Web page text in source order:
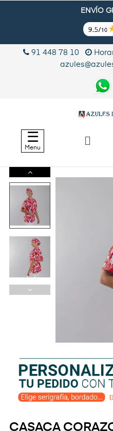
ENVÍO
91 448 78 10
Navegación
de
palanca
☰
Menu
CASACA